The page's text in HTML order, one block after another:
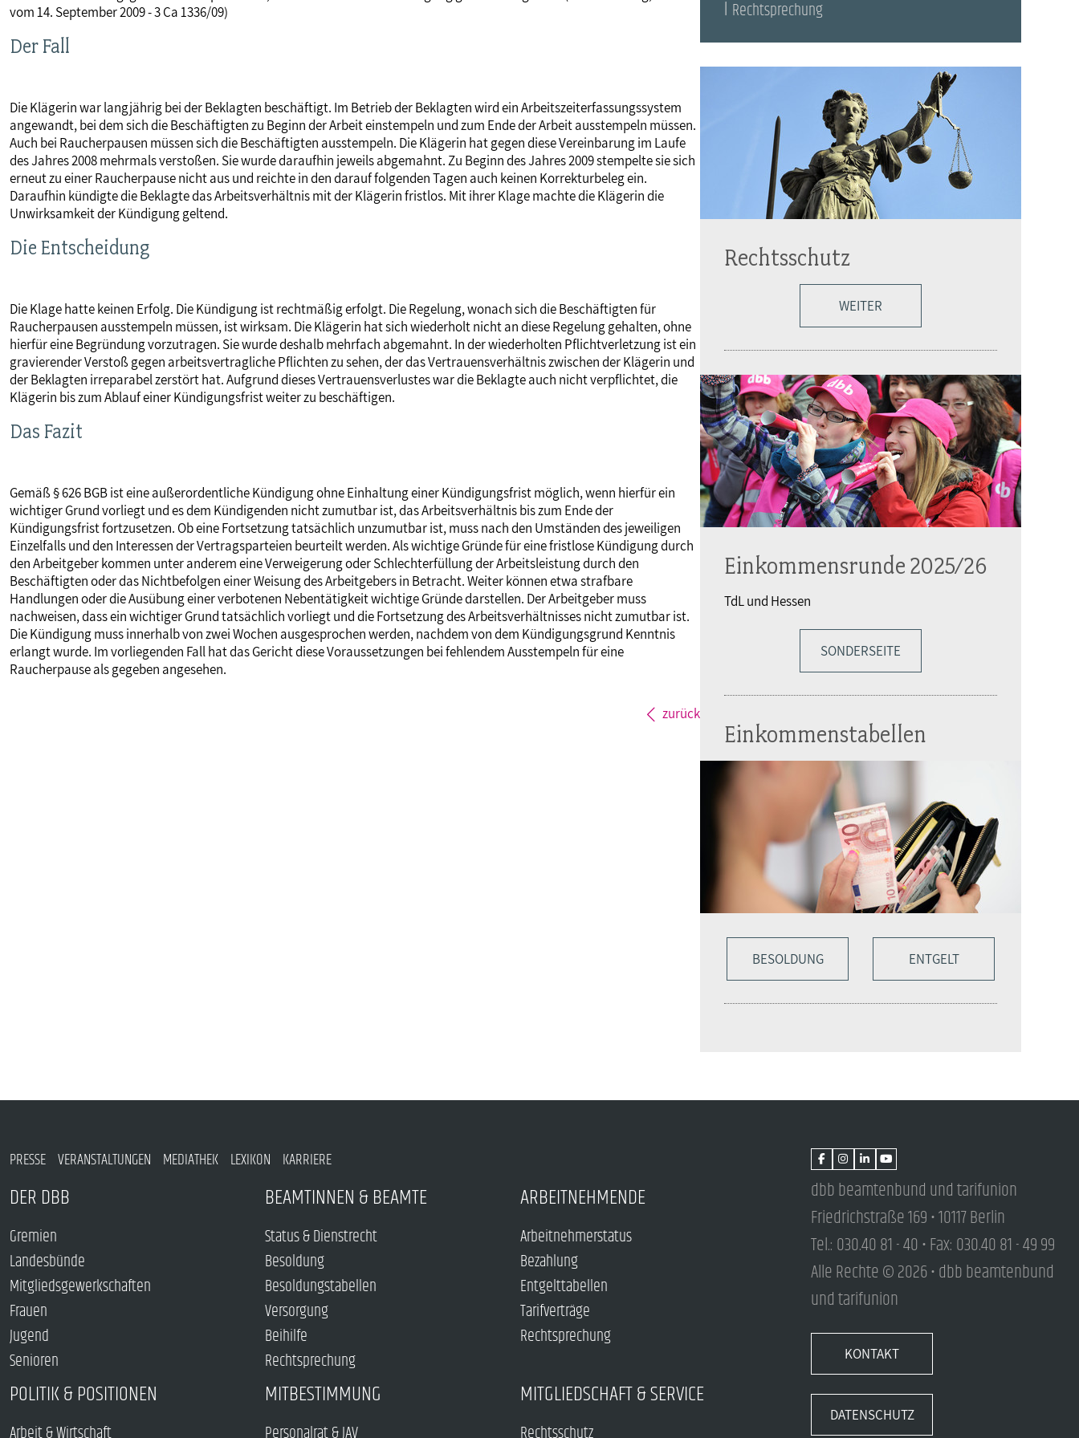
Senioren
Rechtsprechung
MITBESTIMMUNG
vom 14. September 2009 - 3 Ca 1336/09)
Der Fall
Die Klägerin war langjährig bei der Beklagten beschäftigt. Im Betrieb der Beklagten wird ein Arbeitszeiterfassungssystem
angewandt, bei dem sich die Beschäftigten zu Beginn der Arbeit einstempeln und zum Ende der Arbeit ausstempeln müssen.
Auch bei Raucherpausen müssen sich die Beschäftigten ausstempeln. Die Klägerin hat gegen diese Vereinbarung im Laufe
des Jahres 2008 mehrmals verstoßen. Sie wurde daraufhin jeweils abgemahnt. Zu Beginn des Jahres 2009 stempelte sie sich
erneut zu einer Raucherpause nicht aus und reichte in den darauf folgenden Tagen auch keinen Korrekturbeleg ein.
Daraufhin kündigte die Beklagte das Arbeitsverhältnis mit der Klägerin fristlos. Mit ihrer Klage machte die Klägerin die
Unwirksamkeit der Kündigung geltend.
Die Entscheidung
Die Klage hatte keinen Erfolg. Die Kündigung ist rechtmäßig erfolgt. Die Regelung, wonach sich die Beschäftigten für
Raucherpausen ausstempeln müssen, ist wirksam. Die Klägerin hat sich wiederholt nicht an diese Regelung gehalten, ohne
hierfür eine Begründung vorzutragen. Sie wurde deshalb mehrfach abgemahnt. In der wiederholten Pflichtverletzung ist ein
gravierender Verstoß gegen arbeitsvertragliche Pflichten zu sehen, der das Vertrauensverhältnis zwischen der Klägerin und
der Beklagten irreparabel zerstört hat. Aufgrund dieses Vertrauensverlustes war die Beklagte auch nicht verpflichtet, die
Klägerin bis zum Ablauf einer Kündigungsfrist weiter zu beschäftigen.
Das Fazit
Gemäß § 626 BGB ist eine außerordentliche Kündigung ohne Einhaltung einer Kündigungsfrist möglich, wenn hierfür ein
wichtiger Grund vorliegt und es dem Kündigenden nicht zumutbar ist, das Arbeitsverhältnis bis zum Ende der
Kündigungsfrist fortzusetzen. Ob eine Fortsetzung tatsächlich unzumutbar ist, muss nach den Umständen des jeweiligen
Einzelfalls und den Interessen der Vertragsparteien beurteilt werden. Als wichtige Gründe für eine fristlose Kündigung durch
den Arbeitgeber kommen unter anderem eine Verweigerung oder Schlechterfüllung der Arbeitsleistung durch den
Beschäftigten oder das Nichtbefolgen einer Weisung des Arbeitgebers in Betracht. Weiter können etwa strafbare
Handlungen oder die Ausübung einer verbotenen Nebentätigkeit wichtige Gründe darstellen. Der Arbeitgeber muss
nachweisen, dass ein wichtiger Grund tatsächlich vorliegt und die Fortsetzung des Arbeitsverhältnisses nicht zumutbar ist.
Die Kündigung muss innerhalb von zwei Wochen ausgesprochen werden, nachdem von dem Kündigungsgrund Kenntnis
erlangt wurde. Im vorliegenden Fall hat das Gericht diese Voraussetzungen bei fehlendem Ausstempeln für eine
Raucherpause als gegeben angesehen.
zurück
Rechtsprechung
Rechtsschutz
WEITER
Einkommensrunde 2025/26
TdL und Hessen
SONDERSEITE
Einkommenstabellen
BESOLDUNG ENTGELT
PRESSE VERANSTALTUNGEN MEDIATHEK LEXIKON KARRIERE
DER DBB
Gremien
Landesbünde
Mitgliedsgewerkschaften
Frauen
Jugend
Senioren
BEAMTINNEN & BEAMTE
Status & Dienstrecht
Besoldung
Besoldungstabellen
Versorgung
Beihilfe
Rechtsprechung
ARBEITNEHMENDE
Arbeitnehmerstatus
Bezahlung
Entgelttabellen
Tarifverträge
Rechtsprechung
POLITIK & POSITIONEN MITBESTIMMUNG MITGLIEDSCHAFT & SERVICE
dbb beamtenbund und tarifunion
Friedrichstraße 169 • 10117 Berlin
Tel.: 030.40 81 - 40 • Fax: 030.40 81 - 49 99
Alle Rechte © 2026 • dbb beamtenbund
und tarifunion
KONTAKT
DATENSCHUTZ